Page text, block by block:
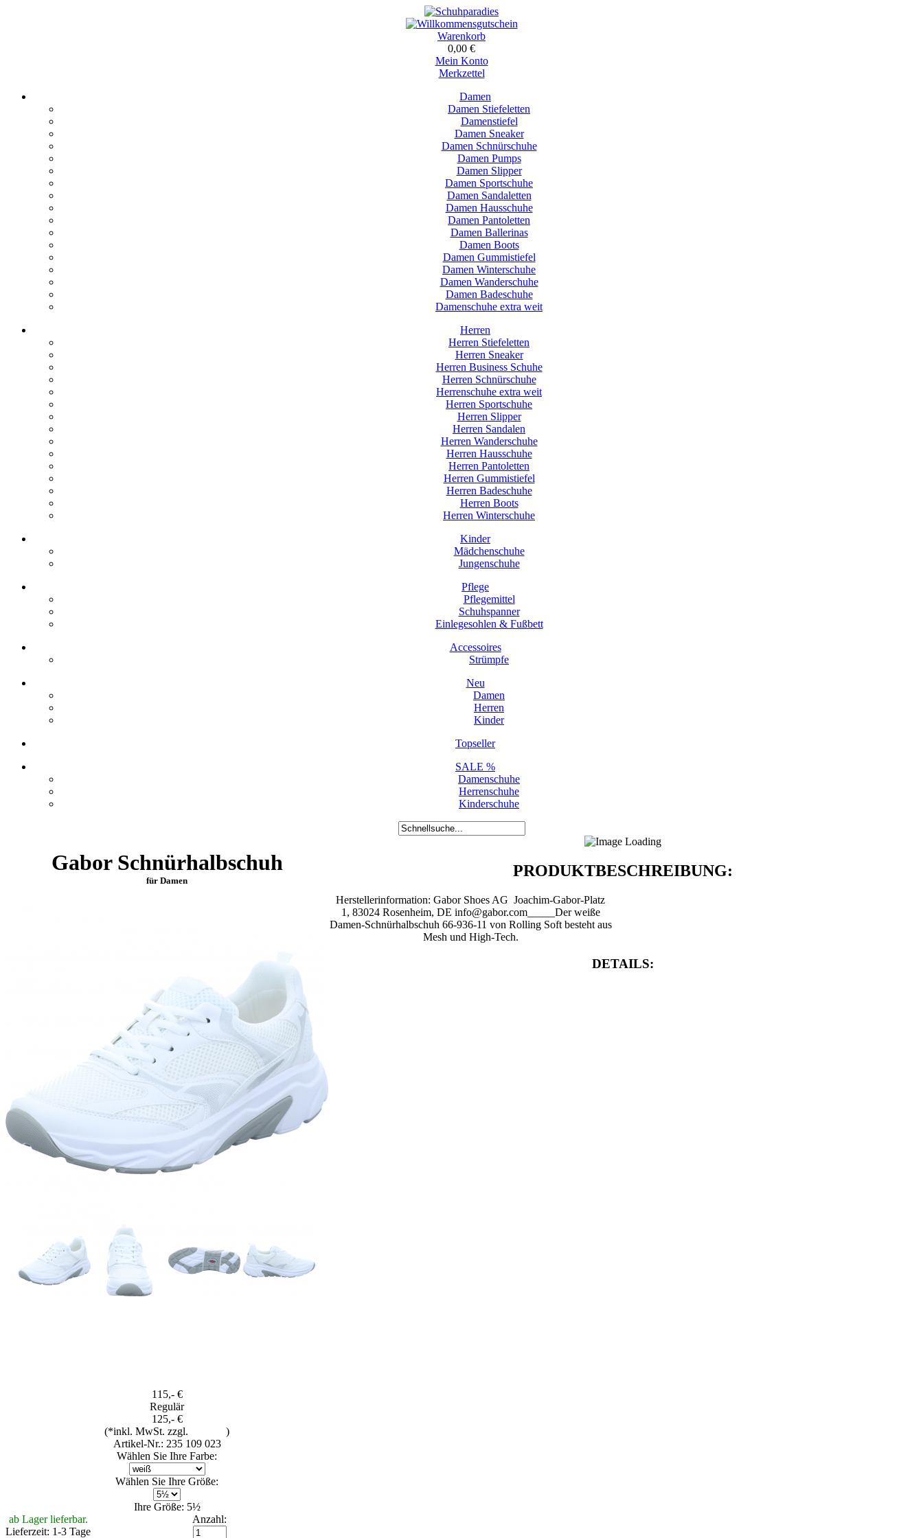
Warenkorb
0,00 €
Mein Konto
Merkzettel
Damen
Damen Stiefeletten
Damenstiefel
Damen Sneaker
Damen Schnürschuhe
Damen Pumps
Damen Slipper
Damen Sportschuhe
Damen Sandaletten
Damen Hausschuhe
Damen Pantoletten
Damen Ballerinas
Damen Boots
Damen Gummistiefel
Damen Winterschuhe
Damen Wanderschuhe
Damen Badeschuhe
Damenschuhe extra weit
Herren
Herren Stiefeletten
Herren Sneaker
Herren Business Schuhe
Herren Schnürschuhe
Herrenschuhe extra weit
Herren Sportschuhe
Herren Slipper
Herren Sandalen
Herren Wanderschuhe
Herren Hausschuhe
Herren Pantoletten
Herren Gummistiefel
Herren Badeschuhe
Herren Boots
Herren Winterschuhe
Kinder
Mädchenschuhe
Jungenschuhe
Pflege
Pflegemittel
Schuhspanner
Einlegesohlen & Fußbett
Accessoires
Strümpfe
Neu
Damen
Herren
Kinder
Topseller
SALE %
Damenschuhe
Herrenschuhe
Kinderschuhe
Gabor Schnürhalbschuh
für Damen
115,- €
Regulär
125,- €
(*inkl. MwSt. zzgl.
)
Artikel-Nr.: 235 109 023
Wählen Sie Ihre Farbe:
Wählen Sie Ihre Größe:
Ihre Größe: 5½
ab Lager lieferbar.
Lieferzeit: 1-3 Tage
Anzahl:
PRODUKTBESCHREIBUNG:
Herstellerinformation: Gabor Shoes AG Joachim-Gabor-Platz
1, 83024 Rosenheim, DE info@gabor.com_____Der weiße
Damen-Schnürhalbschuh 66-936-11 von Rolling Soft besteht aus
Mesh und High-Tech.
DETAILS: